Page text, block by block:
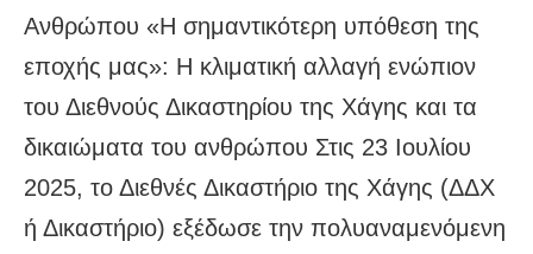
Ανθρώπου «Η σημαντικότερη υπόθεση της
εποχής μας»: Η κλιματική αλλαγή ενώπιον
του Διεθνούς Δικαστηρίου της Χάγης και τα
δικαιώματα του ανθρώπου Στις 23 Ιουλίου
2025, το Διεθνές Δικαστήριο της Χάγης (ΔΔΧ
ή Δικαστήριο) εξέδωσε την πολυαναμενόμενη